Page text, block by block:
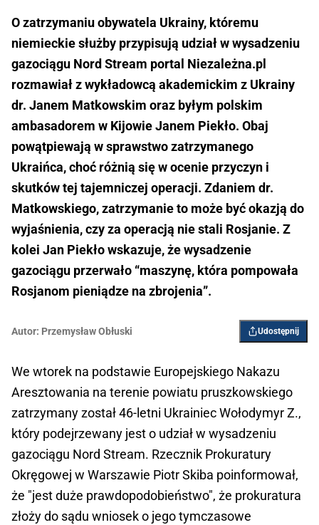
O zatrzymaniu obywatela Ukrainy, któremu
niemieckie służby przypisują udział w wysadzeniu
gazociągu Nord Stream portal Niezależna.pl
rozmawiał z wykładowcą akademickim z Ukrainy
dr. Janem Matkowskim oraz byłym polskim
ambasadorem w Kijowie Janem Piekło. Obaj
powątpiewają w sprawstwo zatrzymanego
Ukraińca, choć różnią się w ocenie przyczyn i
skutków tej tajemniczej operacji. Zdaniem dr.
Matkowskiego, zatrzymanie to może być okazją do
wyjaśnienia, czy za operacją nie stali Rosjanie. Z
kolei Jan Piekło wskazuje, że wysadzenie
gazociągu przerwało “maszynę, która pompowała
Rosjanom pieniądze na zbrojenia”.
Autor: Przemysław Obłuski Udostępnij
We wtorek na podstawie Europejskiego Nakazu
Aresztowania na terenie powiatu pruszkowskiego
zatrzymany został 46-letni Ukrainiec Wołodymyr Z.,
który podejrzewany jest o udział w wysadzeniu
gazociągu Nord Stream. Rzecznik Prokuratury
Okręgowej w Warszawie Piotr Skiba poinformował,
że "jest duże prawdopodobieństwo", że prokuratura
złoży do sądu wniosek o jego tymczasowe